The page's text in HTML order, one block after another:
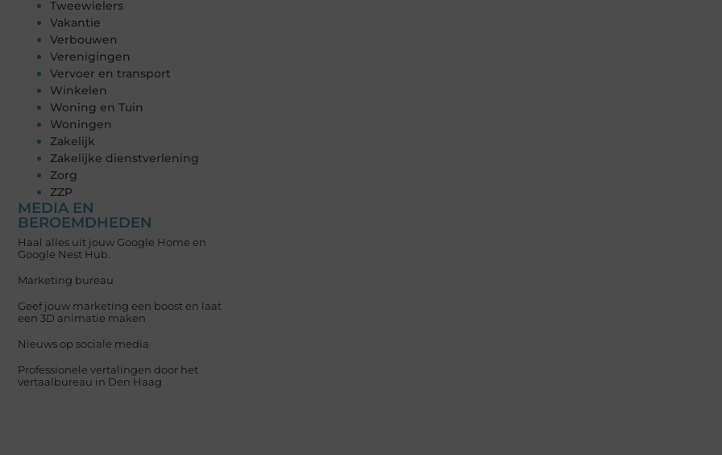
Tweewielers
Vakantie
Verbouwen
Verenigingen
Vervoer en transport
Winkelen
Woning en Tuin
Woningen
Zakelijk
Zakelijke dienstverlening
Zorg
ZZP
MEDIA EN
BEROEMDHEDEN
Haal alles uit jouw Google Home en
Google Nest Hub.
Marketing bureau
Geef jouw marketing een boost en laat
een 3D animatie maken
Nieuws op sociale media
Professionele vertalingen door het
vertaalbureau in Den Haag